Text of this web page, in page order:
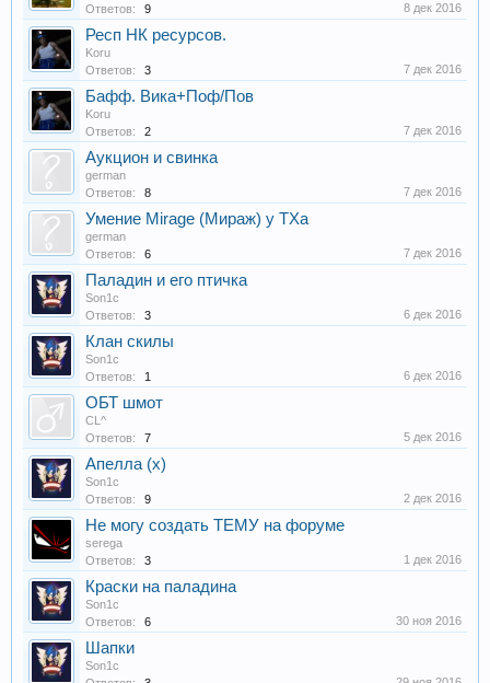
Ответов:
9 8 дек 2016
Респ НК ресурсов.
Koru
Ответов:
3 7 дек 2016
Бафф. Вика+Поф/Пов
Koru
Ответов:
2 7 дек 2016
Аукцион и свинка
german
Ответов:
8 7 дек 2016
Умение Mirage (Мираж) у ТХа
german
Ответов:
6 7 дек 2016
Паладин и его птичка
Son1c
Ответов:
3 6 дек 2016
Клан скилы
Son1c
Ответов:
1 6 дек 2016
ОБТ шмот
CL^
Ответов:
7 5 дек 2016
Апелла (х)
Son1c
Ответов:
9 2 дек 2016
Не могу создать ТЕМУ на форуме
serega
Ответов:
3 1 дек 2016
Краски на паладина
Son1c
Ответов:
6 30 ноя 2016
Шапки
Son1c